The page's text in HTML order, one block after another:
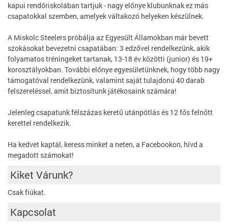
kapui rendőriskolában tartjuk - nagy előnye klubunknak ez más
csapatokkal szemben, amelyek váltakozó helyeken készülnek.
A Miskolc Steelers próbálja az Egyesült Államokban már bevett
szokásokat bevezetni csapatában: 3 edzővel rendelkezünk, akik
folyamatos tréningeket tartanak, 13-18 év közötti (junior) és 19+
korosztályokban. További előnye egyesületünknek, hogy több nagy
támogatóval rendelkezünk, valamint saját tulajdonú 40 darab
felszereléssel, amit biztosítunk játékosaink számára!
Jelenleg csapatunk félszázas keretű utánpótlás és 12 fős felnőtt
kerettel rendelkezik.
Ha kedvet kaptál, keress minket a neten, a Facebookon, hívd a
megadott számokat!
Kiket Várunk?
Csak fiúkat.
Kapcsolat